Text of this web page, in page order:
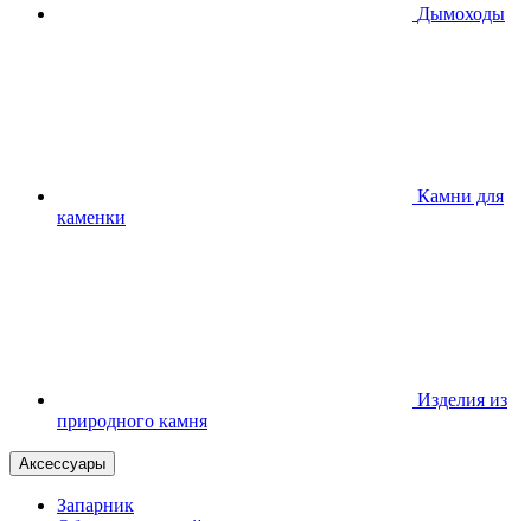
Дымоходы
Камни для
каменки
Изделия из
природного камня
Аксессуары
Запарник